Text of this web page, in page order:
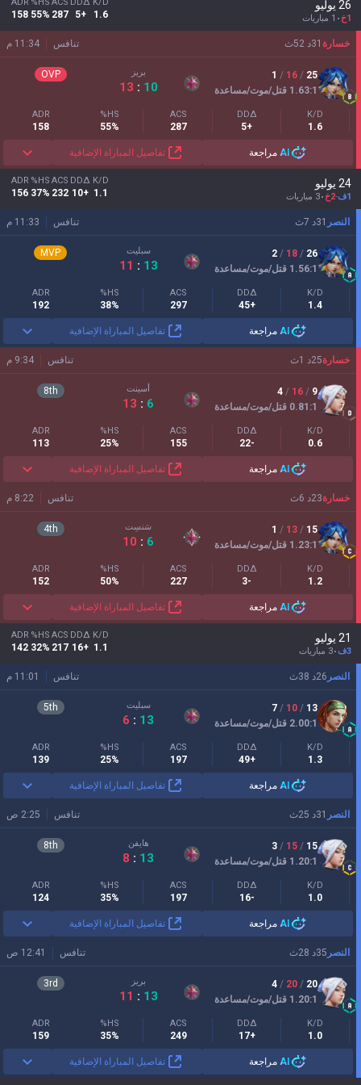
26 يوليو
1خ 1 مباريات 1.6
+5
287
55%
158
تنافس 11:34 م خسارة 31د 52ث
25
/
16
/
1
1.63:1 قتل/موت/مساعدة
بريز
10
:
13
OVP
K/D
1.6
DDΔ
+5
ACS
287
HS%
55%
ADR
158
AI مراجعة تفاصيل المباراة الإضافية
24 يوليو
1ف -2خ 3 مباريات
K/D
1.1
DDΔ
+10
ACS
232
HS%
37%
ADR
156
تنافس 11:33 م النصر 31د 7ث
26
/
18
/
2
1.56:1 قتل/موت/مساعدة
سبليت
13
:
11
MVP
K/D
1.4
DDΔ
+45
ACS
297
HS%
38%
ADR
192
AI مراجعة تفاصيل المباراة الإضافية
تنافس 9:34 م خسارة25د 1ث
9
/
16
/
4
0.81 :1 قتل/موت/مساعدة
أسينت
6
:
13
8th
K/D
0.6
DDΔ
-22
ACS
155
HS%
25%
ADR
113
AI مراجعة تفاصيل المباراة الإضافية
تنافس 8:22 م خسارة23د 6ث
15
/
13
/
1
1.23:1 قتل/موت/مساعدة
سَنسِت
6
:
10
4th
K/D
1.2
DDΔ
-3
ACS
227
HS%
50%
ADR
152
AI مراجعة تفاصيل المباراة الإضافية
21 يوليو
3ف 3 مباريات
K/D
1.1
DDΔ
+16
ACS
217
HS%
32%
ADR
142
تنافس 11:01 م النصر 26د 38ث
13
/
10
/
7
2.00:1 قتل/موت/مساعدة
سبليت
13
:
6
5th
K/D
1.3
DDΔ
+49
ACS
197
HS%
25%
ADR
139
AI مراجعة تفاصيل المباراة الإضافية
تنافس 2:25 ص النصر 31د 25ث
15
/
15
/
3
1.20:1 قتل/موت/مساعدة
هايفن
13
:
8
8th
K/D
1.0
DDΔ
-16
ACS
197
HS%
35%
ADR
124
AI مراجعة تفاصيل المباراة الإضافية
تنافس 12:41 ص النصر 35د 28ث
20
/
20
/
4
1.20:1 قتل/موت/مساعدة
بريز
13
:
11
3rd
K/D
1.0
DDΔ
+17
ACS
249
HS%
35%
ADR
159
AI مراجعة تفاصيل المباراة الإضافية